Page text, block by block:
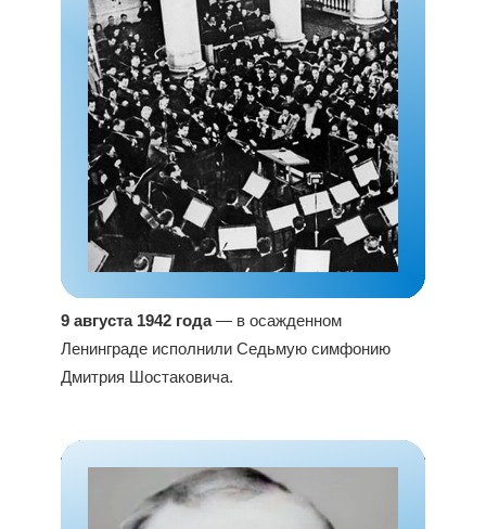
9 августа 1942 года
Ленинграде исполнили Седьмую симфонию
Дмитрия Шостаковича.